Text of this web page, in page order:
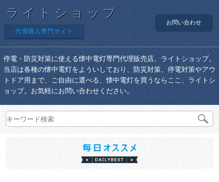
ライトショップ
代理購入専門サイト
お問い合わせ
停電・防災対策に使える懐中電灯専門代理販売店、ライトショップ。
当店は各種の懐中電灯をよういしており、防災対策、停電対策やアウ
トドア用まで、ご自由に選べる、懐中電灯を買うならここ、ライトシ
ョップ。お気軽にお問い合わせください。